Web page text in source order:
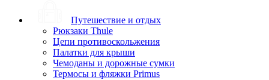
Путешествие и отдых
Рюкзаки Thule
Цепи противоскольжения
Палатки для крыши
Чемоданы и дорожные сумки
Термосы и фляжки Primus